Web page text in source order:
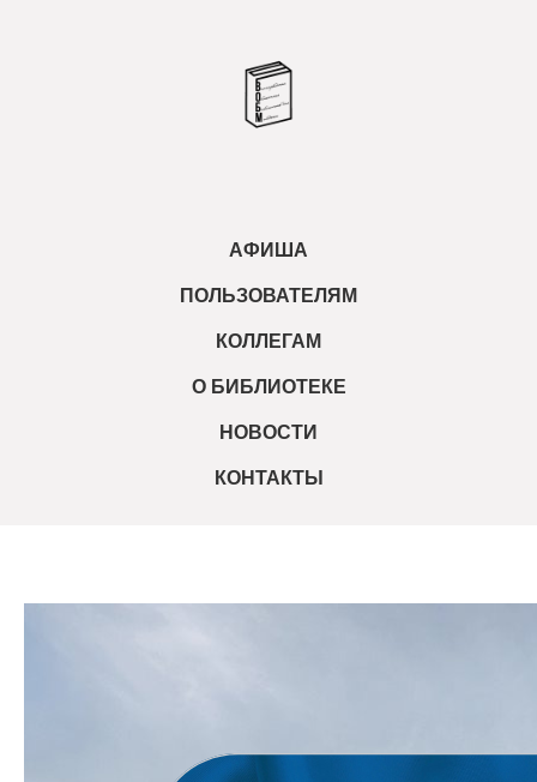
АФИША
ПОЛЬЗОВАТЕЛЯМ
КОЛЛЕГАМ
О БИБЛИОТЕКЕ
НОВОСТИ
КОНТАКТЫ